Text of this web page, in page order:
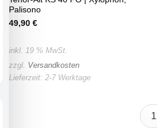
Palisono
49,90 €
inkl. 19 % MwSt.
zzgl. Versandkosten
Lieferzeit: 2-7 Werktage